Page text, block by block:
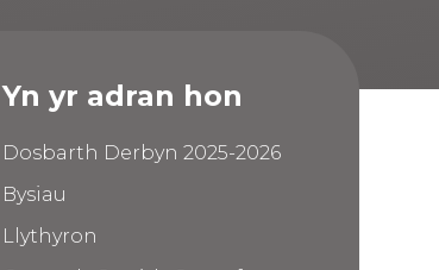
Yn yr adran hon
Dosbarth Derbyn 2025-2026
Bysiau
Llythyron